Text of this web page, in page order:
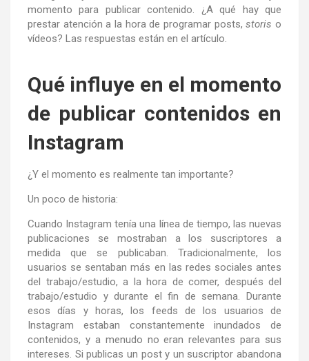
momento para publicar contenido. ¿A qué hay que
prestar atención a la hora de programar posts,storis o
vídeos? Las respuestas están en el artículo.
Qué influye en el momento
de publicar contenidos en
Instagram
¿Y el momento es realmente tan importante?
Un poco de historia:
Cuando Instagram tenía una línea de tiempo, las nuevas
publicaciones se mostraban a los suscriptores a
medida que se publicaban. Tradicionalmente, los
usuarios se sentaban más en las redes sociales antes
del trabajo/estudio, a la hora de comer, después del
trabajo/estudio y durante el fin de semana. Durante
esos días y horas, los feeds de los usuarios de
Instagram estaban constantemente inundados de
contenidos, y a menudo no eran relevantes para sus
intereses. Si publicas un post y un suscriptor abandona